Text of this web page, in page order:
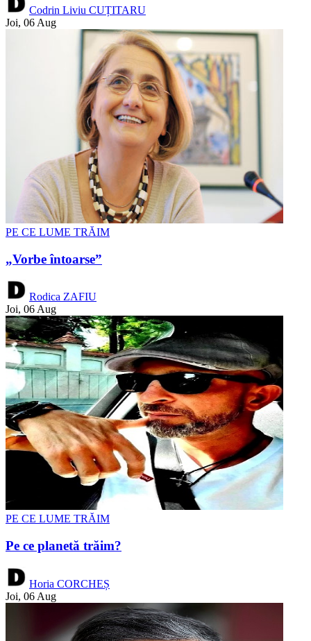
Codrin Liviu CUȚITARU
Joi, 06 Aug
PE CE LUME TRĂIM
„Vorbe întoarse”
Rodica ZAFIU
Joi, 06 Aug
PE CE LUME TRĂIM
Pe ce planetă trăim?
Horia CORCHEȘ
Joi, 06 Aug